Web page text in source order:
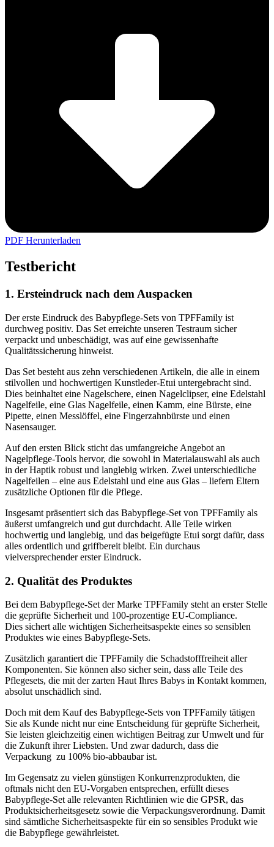
PDF Herunterladen
Testbericht
1. Ersteindruck nach dem Auspacken
Der erste Eindruck des Babypflege-Sets von TPFFamily ist
durchweg positiv. Das Set erreichte unseren Testraum sicher
verpackt und unbeschädigt, was auf eine gewissenhafte
Qualitätssicherung hinweist.
Das Set besteht aus zehn verschiedenen Artikeln, die alle in einem
stilvollen und hochwertigen Kunstleder-Etui untergebracht sind.
Dies beinhaltet eine Nagelschere, einen Nagelclipser, eine Edelstahl
Nagelfeile, eine Glas Nagelfeile, einen Kamm, eine Bürste, eine
Pipette, einen Messlöffel, eine Fingerzahnbürste und einen
Nasensauger.
Auf den ersten Blick sticht das umfangreiche Angebot an
Nagelpflege-Tools hervor, die sowohl in Materialauswahl als auch
in der Haptik robust und langlebig wirken. Zwei unterschiedliche
Nagelfeilen – eine aus Edelstahl und eine aus Glas – liefern Eltern
zusätzliche Optionen für die Pflege.
Insgesamt präsentiert sich das Babypflege-Set von TPFFamily als
äußerst umfangreich und gut durchdacht. Alle Teile wirken
hochwertig und langlebig, und das beigefügte Etui sorgt dafür, dass
alles ordentlich und griffbereit bleibt. Ein durchaus
vielversprechender erster Eindruck.
2. Qualität des Produktes
Bei dem Babypflege-Set der Marke TPFFamily steht an erster Stelle
die geprüfte Sicherheit und 100-prozentige EU-Compliance.
Dies sichert alle wichtigen Sicherheitsaspekte eines so sensiblen
Produktes wie eines Babypflege-Sets.
Zusätzlich garantiert die TPFFamily die Schadstofffreiheit aller
Komponenten. Sie können also sicher sein, dass alle Teile des
Pflegesets, die mit der zarten Haut Ihres Babys in Kontakt kommen,
absolut unschädlich sind.
Doch mit dem Kauf des Babypflege-Sets von TPFFamily tätigen
Sie als Kunde nicht nur eine Entscheidung für geprüfte Sicherheit,
Sie leisten gleichzeitig einen wichtigen Beitrag zur Umwelt und für
die Zukunft ihrer Liebsten. Und zwar dadurch, dass die
Verpackung zu 100% bio-abbaubar ist.
Im Gegensatz zu vielen günstigen Konkurrenzprodukten, die
oftmals nicht den EU-Vorgaben entsprechen, erfüllt dieses
Babypflege-Set alle relevanten Richtlinien wie die GPSR, das
Produktsicherheitsgesetz sowie die Verpackungsverordnung. Damit
sind sämtliche Sicherheitsaspekte für ein so sensibles Produkt wie
die Babypflege gewährleistet.